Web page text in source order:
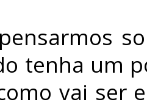
tenha um
vai ser